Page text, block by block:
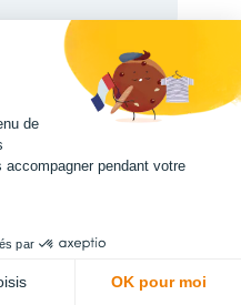
au service de vos
de
pendant votre
par
OK pour moi